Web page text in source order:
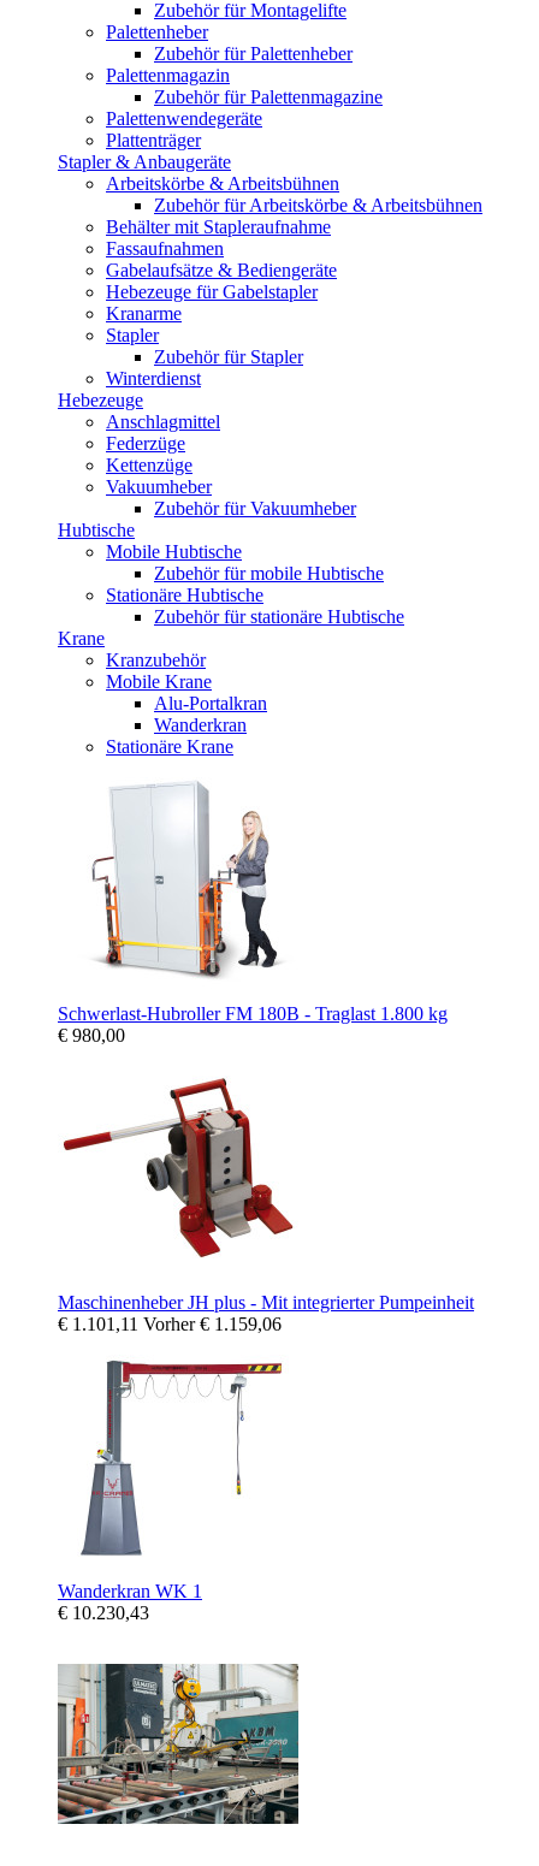
Zubehör für Montagelifte
Palettenheber
Zubehör für Palettenheber
Palettenmagazin
Zubehör für Palettenmagazine
Palettenwendegeräte
Plattenträger
Stapler & Anbaugeräte
Arbeitskörbe & Arbeitsbühnen
Zubehör für Arbeitskörbe & Arbeitsbühnen
Behälter mit Stapleraufnahme
Fassaufnahmen
Gabelaufsätze & Bediengeräte
Hebezeuge für Gabelstapler
Kranarme
Stapler
Zubehör für Stapler
Winterdienst
Hebezeuge
Anschlagmittel
Federzüge
Kettenzüge
Vakuumheber
Zubehör für Vakuumheber
Hubtische
Mobile Hubtische
Zubehör für mobile Hubtische
Stationäre Hubtische
Zubehör für stationäre Hubtische
Krane
Kranzubehör
Mobile Krane
Alu-Portalkran
Wanderkran
Stationäre Krane
Schwerlast-Hubroller FM 180B - Traglast 1.800 kg
€ 980,00
Maschinenheber JH plus - Mit integrierter Pumpeinheit
€ 1.101,11 Vorher€ 1.159,06
Wanderkran WK 1
€ 10.230,43